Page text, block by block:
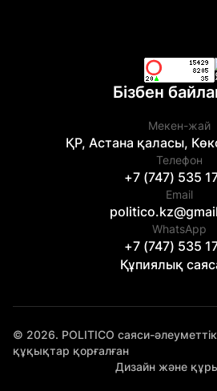
Бізбен
Мекен-жай
ҚР, Астана қаласы,
Телефон
+7 (747) 535
Email
WhatsApp
+7 (747) 535
Құпиялық
© 2026. POLITICO саяси-
құқықтар қорғалған
Дизайн және